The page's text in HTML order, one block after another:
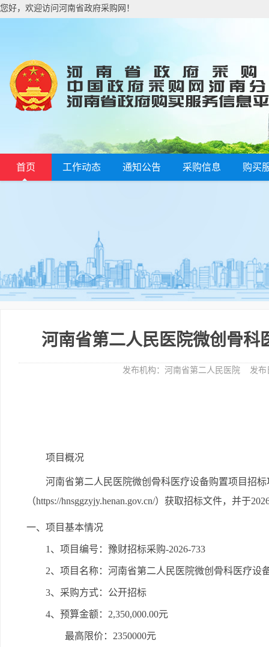
您好，欢迎访问河南省政府采购网！
首页 工作动态 通知公告 采购信息 购买
河南省第二人民医院微创骨科
发布机构： 河南省第二人民医院 发布
项目概况
河南省第二人民医院微创骨科医疗设备购置项目招标
（https://hnsggzyjy.henan.gov.cn/） 获取招标文件，并于
一、项目基本情况
1、项目编号：豫财招标采购-2026-733
2、项目名称：河南省第二人民医院微创骨科医疗设
3、采购方式：公开招标
4、预算金额：2,350,000.00元
最高限价：2350000元